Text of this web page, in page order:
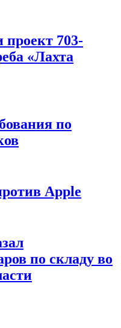
проект 703-
«Лахта
по
Apple
по складу во